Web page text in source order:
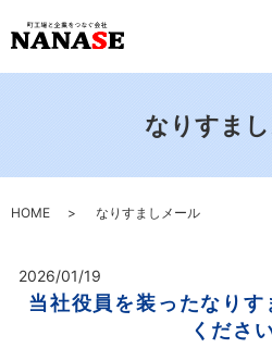
なりすま
HOME なりすましメール
2026/01/19
当社役員を装ったなり
ください